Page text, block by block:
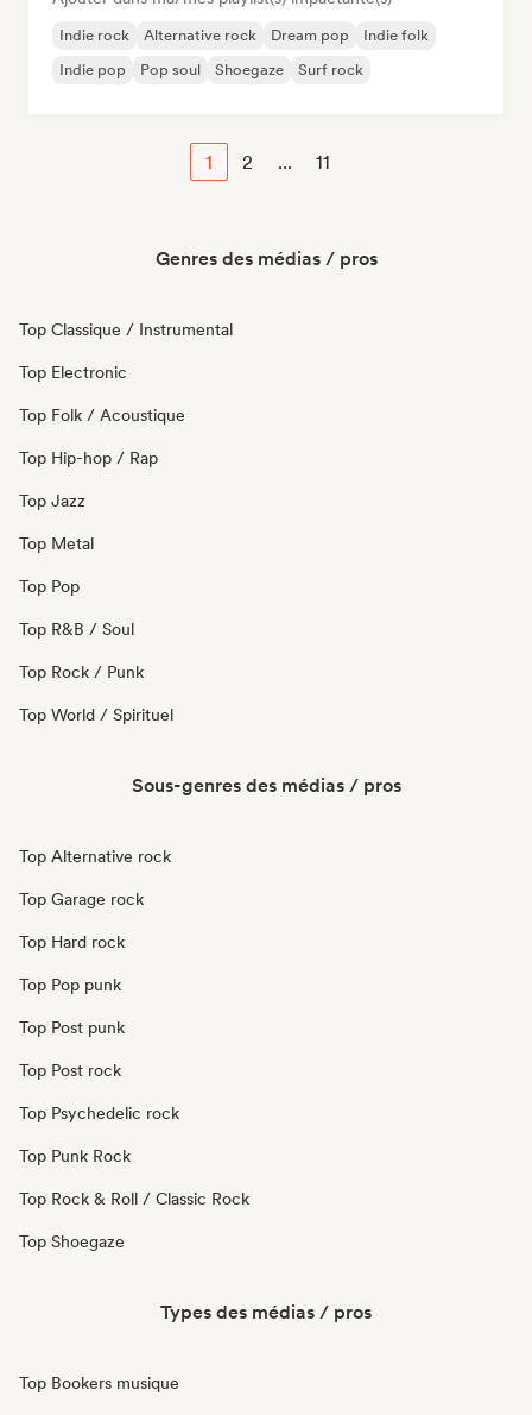
Indie rock Alternative rock Dream pop
Indie folk
Indie pop
Pop soul Shoegaze Surf rock
1 2 ... 11
Genres des médias / pros
Top Classique / Instrumental
Top Electronic
Top Folk / Acoustique
Top Hip-hop / Rap
Top Jazz
Top Metal
Top Pop
Top R&B / Soul
Top Rock / Punk
Top World / Spirituel
Sous-genres des médias / pros
Top Alternative rock
Top Garage rock
Top Hard rock
Top Pop punk
Top Post punk
Top Post rock
Top Psychedelic rock
Top Punk Rock
Top Rock & Roll / Classic Rock
Top Shoegaze
Types des médias / pros
Top Bookers musique